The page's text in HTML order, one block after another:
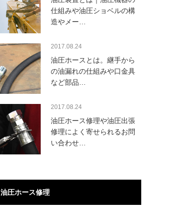
仕組みや油圧ショベルの構
造やメー…
2017.08.24
油圧ホースとは。継手から
の油漏れの仕組みや口金具
など部品…
2017.08.24
油圧ホース修理や油圧出張
修理によく寄せられるお問
い合わせ…
油圧ホース修理